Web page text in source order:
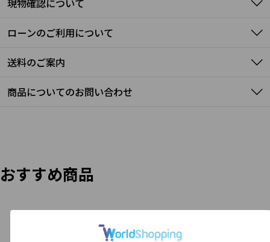
ローンのご利用について
送料のご案内
商品についてのお問い合わせ
おすすめ商品